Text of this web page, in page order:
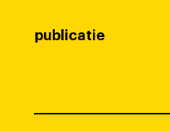
publicatie